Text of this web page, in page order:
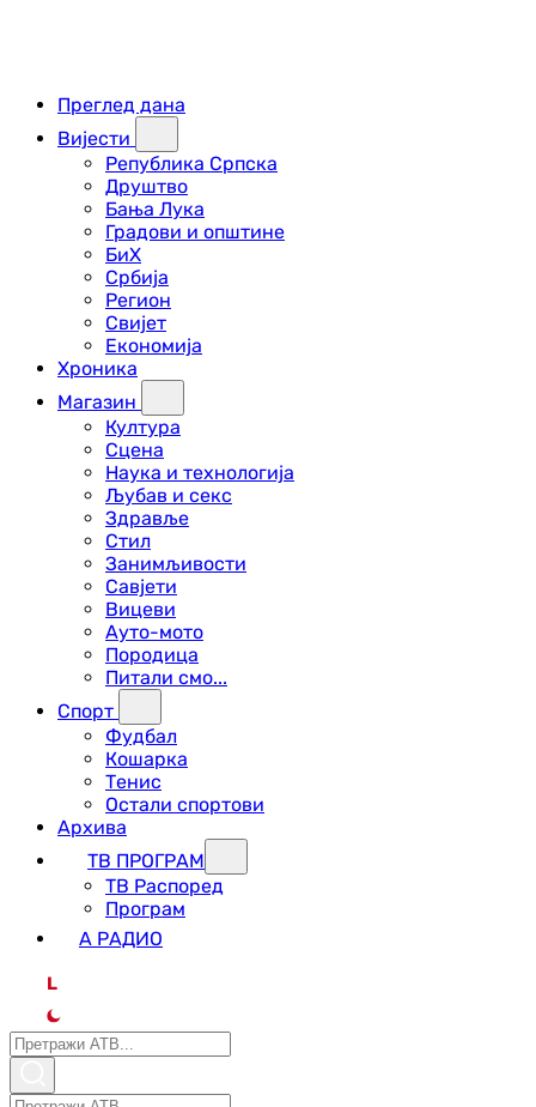
Преглед дана
Вијести
Република Српска
Друштво
Бања Лука
Градови и општине
БиХ
Србија
Регион
Свијет
Економија
Хроника
Магазин
Култура
Сцена
Наука и технологија
Љубав и секс
Здравље
Стил
Занимљивости
Савјети
Вицеви
Ауто-мото
Породица
Питали смо...
Спорт
Фудбал
Кошарка
Тенис
Остали спортови
Архива
ТВ ПРОГРАМ
ТВ Распоред
Програм
А РАДИО
L